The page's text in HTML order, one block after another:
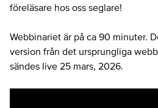
föreläsare hos oss seglare!
Webbinariet är på ca 90 minuter.
version från det ursprungliga
sändes live 25 mars, 2026.